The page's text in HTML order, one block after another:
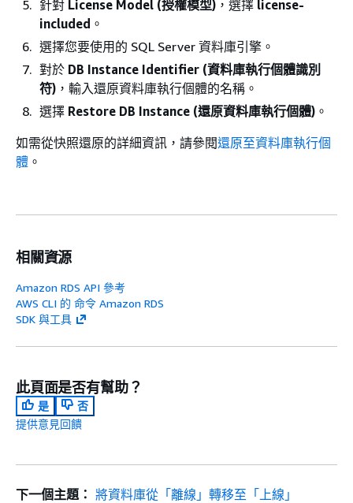
針對 License Model (授權模型) ，選擇 license-
included 。
選擇您要使用的 SQL Server 資料庫引擎。
對於 DB Instance Identifier (資料庫執行個體識別
符) ，輸入還原資料庫執行個體的名稱。
選擇 Restore DB Instance (還原資料庫執行個體) 。
如需從快照還原的詳細資訊，請參閱還原至資料庫執行個
體 。
相關資源
Amazon RDS API 參考
AWS CLI 的 命令 Amazon RDS
SDK 與工具
此頁面是否有幫助？
是
否
提供意見回饋
下一個主題： 將資料庫從「離線」轉移至「上線」